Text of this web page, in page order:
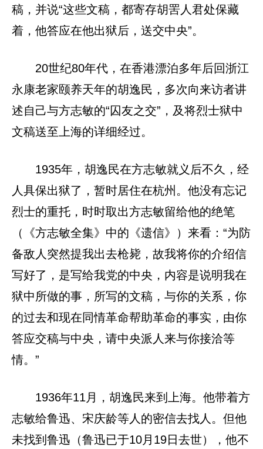
稿，并说“这些文稿，都寄存胡罟人君处保藏
着，他答应在他出狱后，送交中央”。
20世纪80年代，在香港漂泊多年后回浙江
永康老家颐养天年的胡逸民，多次向来访者讲
述自己与方志敏的“囚友之交”，及将烈士狱中
文稿送至上海的详细经过。
1935年，胡逸民在方志敏就义后不久，经
人具保出狱了，暂时居住在杭州。他没有忘记
烈士的重托，时时取出方志敏留给他的绝笔
（《方志敏全集》中的《遗信》）来看：“为防
备敌人突然提我出去枪毙，故我将你的介绍信
写好了，是写给我党的中央，内容是说明我在
狱中所做的事，所写的文稿，与你的关系，你
的过去和现在同情革命帮助革命的事实，由你
答应交稿与中央，请中央派人来与你接洽等
情。”
1936年11月，胡逸民来到上海。他带着方
志敏给鲁迅、宋庆龄等人的密信去找人。但他
未找到鲁迅（鲁迅已于10月19日去世），他不